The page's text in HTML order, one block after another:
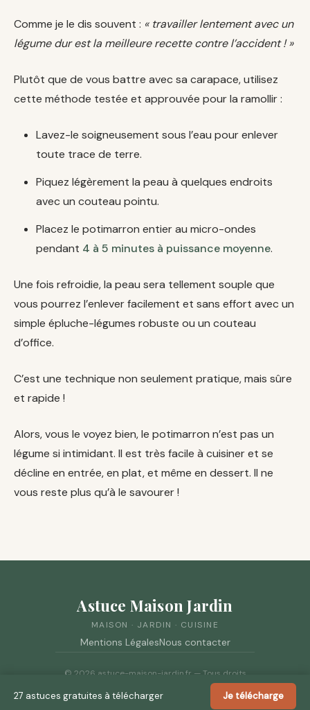
Comme je le dis souvent : « travailler lentement avec un
légume dur est la meilleure recette contre l’accident ! »
Plutôt que de vous battre avec sa carapace, utilisez
cette méthode testée et approuvée pour la ramollir :
Lavez-le soigneusement sous l’eau pour enlever
toute trace de terre.
Piquez légèrement la peau à quelques endroits
avec un couteau pointu.
Placez le potimarron entier au micro-ondes
pendant 4 à 5 minutes à puissance moyenne.
Une fois refroidie, la peau sera tellement souple que
vous pourrez l’enlever facilement et sans effort avec un
simple épluche-légumes robuste ou un couteau
d’office.
C’est une technique non seulement pratique, mais sûre
et rapide !
Alors, vous le voyez bien, le potimarron n’est pas un
légume si intimidant. Il est très facile à cuisiner et se
décline en entrée, en plat, et même en dessert. Il ne
vous reste plus qu’à le savourer !
Astuce Maison Jardin
MAISON · JARDIN · CUISINE
Mentions LégalesNous contacter
© 2026 astuce-maison-jardin.fr — Tous droits
27 astuces gratuites à télécharger Je télécharge